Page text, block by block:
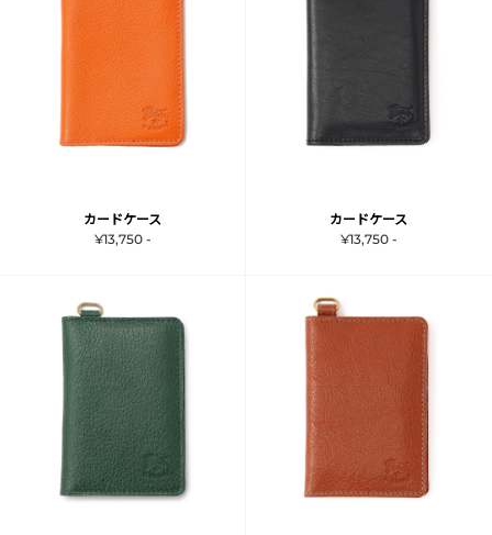
カードケース
¥13,750 -
カードケース
¥13,750 -